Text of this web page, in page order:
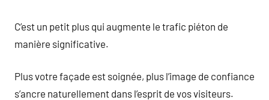
C’est un petit plus qui augmente le trafic piéton de
manière significative.
Plus votre façade est soignée, plus l’image de confiance
s’ancre naturellement dans l’esprit de vos visiteurs.